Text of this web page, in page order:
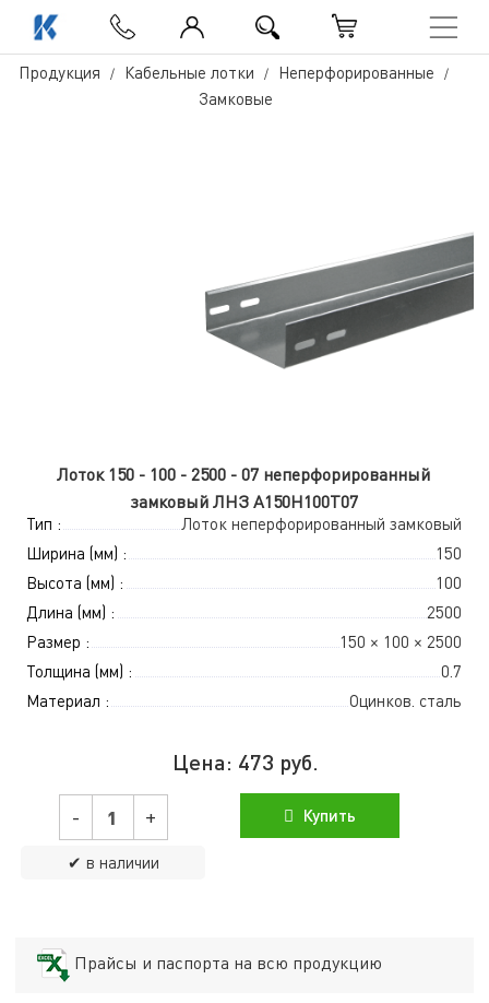
Продукция Кабельные лотки
Неперфорированные
Замковые
Лоток 150 - 100 - 2500 - 07 неперфорированный
замковый ЛНЗ A150Н100Т07
Тип :
Лоток неперфорированный замковый
Ширина (мм) :
150
Высота (мм) :
100
Длина (мм) :
2500
Размер :
150 × 100 × 2500
Толщина (мм) :
0.7
Материал :
Оцинков. сталь
Цена: 473 руб.
- +
✔ в наличии
Купить
Прайсы и паспорта на всю продукцию